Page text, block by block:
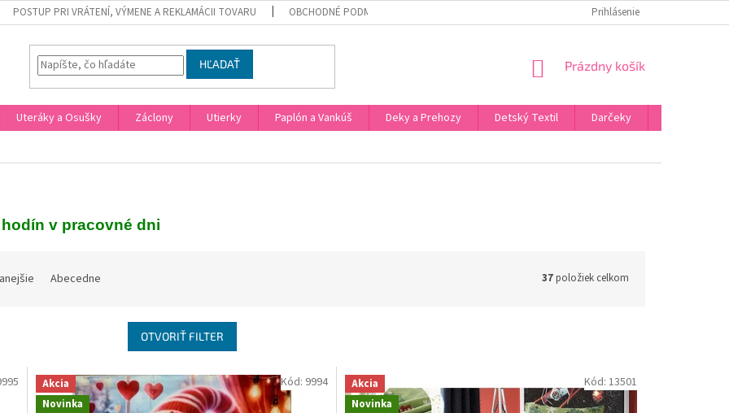
POSTUP PRI VRÁTENÍ, VÝMENE A REKLAMÁCII TOVARU OBCHODNÉ PODMIENKY PODMIENKY OCHRANY
Prihlásenie
HĽADAŤ
NÁKUPNÝ
Prázdny košík
Uteráky a Osušky Záclony Utierky Paplón a Vankúš Deky a Prehozy Detský Textil Darčeky
v pracovné dni
Abecedne 37položiek celkom
OTVORIŤ FILTER
Akcia
Novinka
Kód: 9994
Akcia
Novinka
Kód: 13501